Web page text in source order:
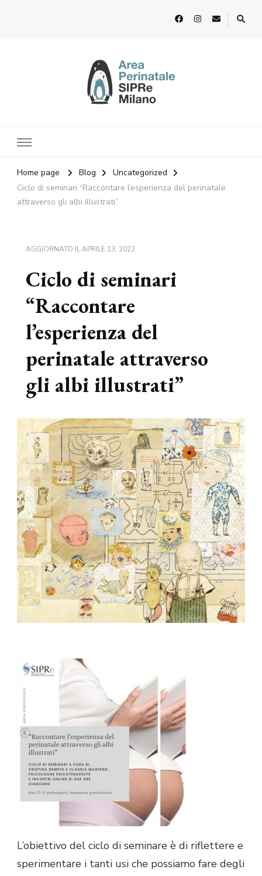
Home page Blog
Uncategorized
Ciclo di seminari “Raccontare l’esperienza del perinatale
attraverso gli albi illustrati”
AGGIORNATO ILAPRILE 13, 2022
Ciclo di seminari
“Raccontare
l’esperienza del
perinatale attraverso
gli albi illustrati”
L’obiettivo del ciclo di seminare è di riflettere e
sperimentare i tanti usi che possiamo fare degli